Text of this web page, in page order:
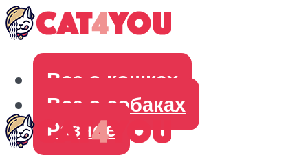
Все о кошках
Все о собаках
Разное